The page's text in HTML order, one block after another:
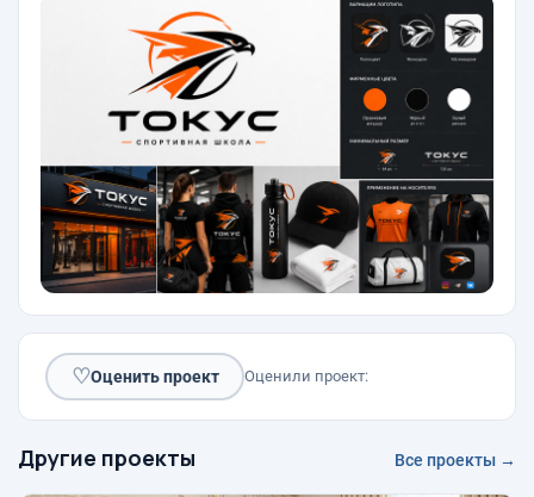
♡Оценить проект Оценили проект:
Другие проекты Все проекты →